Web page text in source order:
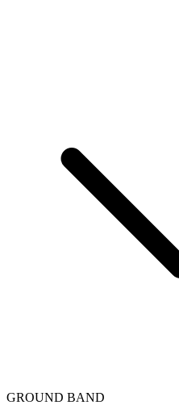
GROUND BAND